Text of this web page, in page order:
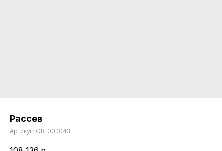
Рассев
Артикул: GR-000043